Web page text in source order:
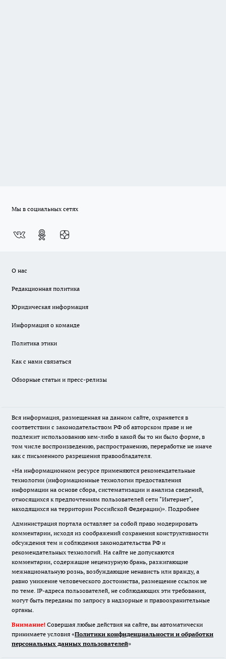
Мы в социальных сетях
О нас
Редакционная политика
Юридическая информация
Информация о команде
Политика этики
Как с нами связаться
Обзорные статьи и пресс-релизы
Вся информация, размещенная на данном сайте, охраняется в
соответствии с законодательством РФ об авторском праве и не
подлежит использованию кем-либо в какой бы то ни было форме, в
том числе воспроизведению, распространению, переработке не иначе
как с письменного разрешения правообладателя.
«На информационном ресурсе применяются рекомендательные
технологии (информационные технологии предоставления
информации на основе сбора, систематизации и анализа сведений,
относящихся к предпочтениям пользователей сети "Интернет",
находящихся на территории Российской Федерации)». Подробнее
Администрация портала оставляет за собой право модерировать
комментарии, исходя из соображений сохранения конструктивности
обсуждения тем и соблюдения законодательства РФ и
рекомендательных технологий. На сайте не допускаются
комментарии, содержащие нецензурную брань, разжигающие
межнациональную рознь, возбуждающие ненависть или вражду, а
равно унижение человеческого достоинства, размещение ссылок не
по теме. IP-адреса пользователей, не соблюдающих эти требования,
могут быть переданы по запросу в надзорные и правоохранительные
органы.
Внимание! Совершая любые действия на сайте, вы автоматически
принимаете условия «Политики конфиденциальности и обработки
персональных данных пользователей»